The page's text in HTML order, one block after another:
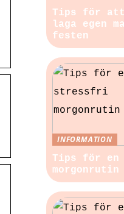
Tips för
laga egen
festen
INFORMATION
Tips för
morgonrutin